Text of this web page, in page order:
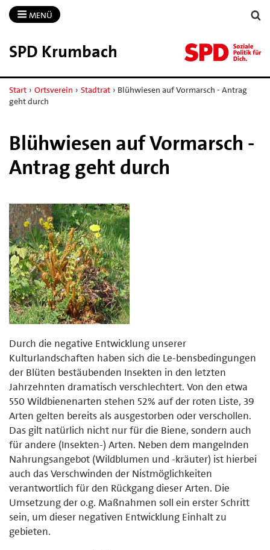
MENÜ
SPD Krumbach
Start › Ortsverein › Stadtrat › Blühwiesen auf Vormarsch - Antrag
geht durch
Blühwiesen auf Vormarsch -
Antrag geht durch
Durch die negative Entwicklung unserer
Kulturlandschaften haben sich die Le-bensbedingungen
der Blüten bestäubenden Insekten in den letzten
Jahrzehnten dramatisch verschlechtert. Von den etwa
550 Wildbienenarten stehen 52% auf der roten Liste, 39
Arten gelten bereits als ausgestorben oder verschollen.
Das gilt natürlich nicht nur für die Biene, sondern auch
für andere (Insekten-) Arten. Neben dem mangelnden
Nahrungsangebot (Wildblumen und -kräuter) ist hierbei
auch das Verschwinden der Nistmöglichkeiten
verantwortlich für den Rückgang dieser Arten. Die
Umsetzung der o.g. Maßnahmen soll ein erster Schritt
sein, um dieser negativen Entwicklung Einhalt zu
gebieten.